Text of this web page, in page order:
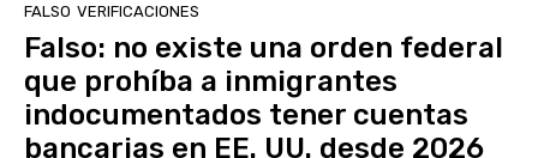
FALSO VERIFICACIONES
Falso: no existe una orden federal
que prohíba a inmigrantes
indocumentados tener cuentas
bancarias en EE. UU. desde 2026